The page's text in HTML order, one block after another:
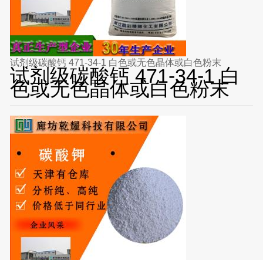
试剂级碳酸钙 471-34-1 白色或无色晶体或白色粉末
试剂级碳酸钙 471-34-1 白
色或无色晶体或白色粉末